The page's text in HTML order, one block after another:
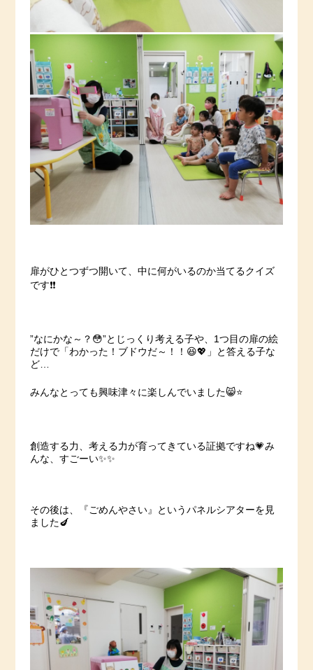
扉がひとつずつ開いて、中に何がいるのか当てるクイズ
です❗️❗️
”なにかな～？😳”とじっくり考える子や、1つ目の扉の絵
だけで「わかった！ブドウだ～！！😆💖」と答える子な
ど…
みんなとっても興味津々に楽しんでいました😸⭐️
創造する力、考える力が育ってきている証拠ですね💗み
んな、すごーい✨✨
その後は、『ごめんやさい』というパネルシアターを見
ました🍆